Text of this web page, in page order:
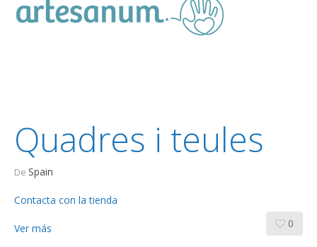
Quadres i teules
De Spain
Contacta con la tienda
Ver más 0